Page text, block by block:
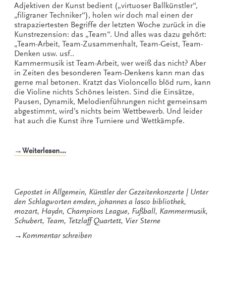
Adjektiven der Kunst bedient („virtuoser Ballkünstler“,
„filigraner Techniker“), holen wir doch mal einen der
strapaziertesten Begriffe der letzten Woche zurück in die
Kunstrezension: das „Team“. Und alles was dazu gehört:
„Team-Arbeit, Team-Zusammenhalt, Team-Geist, Team-
Denken usw. usf..
Kammermusik ist Team-Arbeit, wer weiß das nicht? Aber
in Zeiten des besonderen Team-Denkens kann man das
gerne mal betonen. Kratzt das Violoncello blöd rum, kann
die Violine nichts Schönes leisten. Sind die Einsätze,
Pausen, Dynamik, Melodienführungen nicht gemeinsam
abgestimmt, wird’s nichts beim Wettbewerb. Und leider
hat auch die Kunst ihre Turniere und Wettkämpfe.
→Weiterlesen…„Vier
Gepostet in Allgemein, Künstler der Gezeitenkonzerte
Unter
den Schlagworten emden, johannes a lasco bibliothek,
mozart, Haydn, Champions League, Fußball, Kammermusik,
Schubert, Team, Tetzlaff Quartett, Vier Sterne
→ Kommentar schreibenzu